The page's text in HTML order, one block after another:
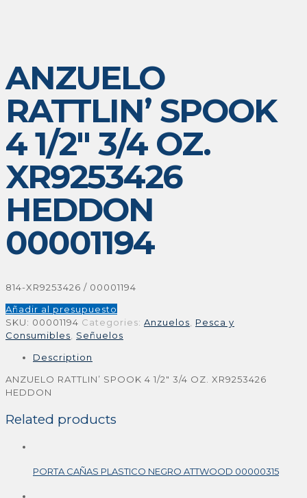
ANZUELO
RATTLIN’ SPOOK
4 1/2″ 3/4 OZ.
XR9253426
HEDDON
00001194
814-XR9253426 / 00001194
Añadir al presupuesto
SKU: 00001194 Categories: Anzuelos
Pesca y
Consumibles
Señuelos
Description
ANZUELO RATTLIN’ SPOOK 4 1/2″ 3/4 OZ. XR9253426
HEDDON
Related products
PORTA CAÑAS PLASTICO NEGRO ATTWOOD 00000315